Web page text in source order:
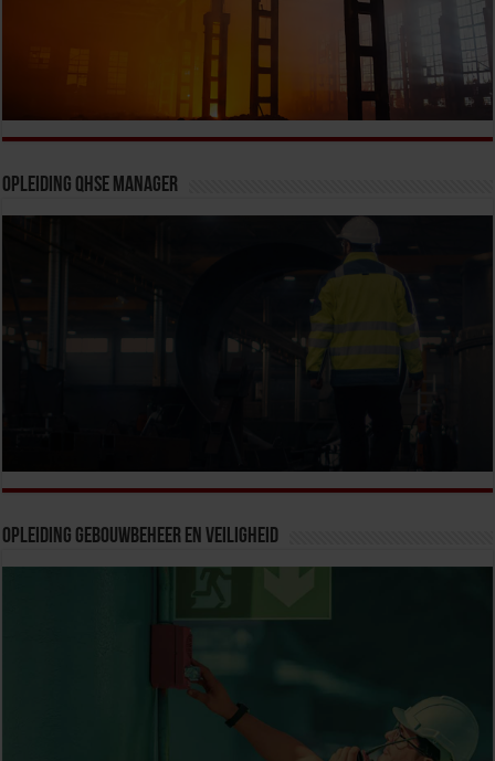
Opleiding QHSE Manager
Opleiding Gebouwbeheer en veiligheid